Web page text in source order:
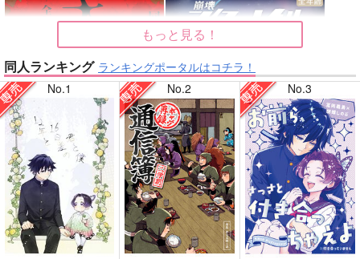
【刀剣乱舞】 【僕のヒーローアカデミア】
【僕のヒーローアカデミア】 【鬼滅の刃】
【原神】 【ゲゲゲの鬼太郎】
もっと見る！
同人ランキング ランキングポータルはコチラ！
No.1
No.2 No.3